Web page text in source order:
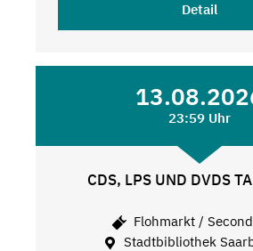
Detail
23:59 Uhr
CDS, LPS UND DVDS
Flohmarkt /
Stadtbibliothek